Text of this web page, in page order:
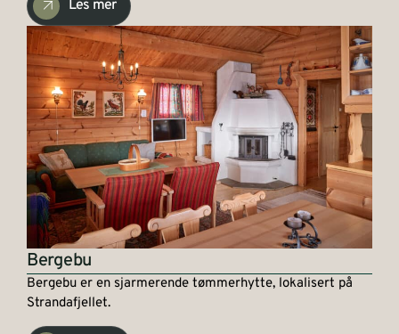
Les mer
Bergebu
Bergebu er en sjarmerende tømmerhytte, lokalisert på
Strandafjellet.